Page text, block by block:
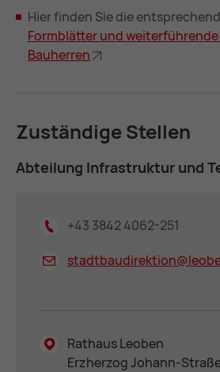
Hier finden Sie die
Form­blät­ter und
Bau­her­ren
Zu­stän­di­ge Stel­len
Ab­tei­lung In­fra­struk­tur und
+43 3842 4062-251
stadtbaudirektion@
Rathaus Leoben
Erzherzog Johann-